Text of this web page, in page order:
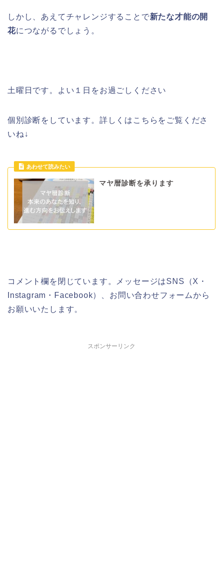
しかし、あえてチャレンジすることで新たな才能の開
花につながるでしょう。
土曜日です。よい１日をお過ごしください
個別診断をしています。詳しくはこちらをご覧くださ
いね↓
マヤ暦診断を承ります
コメント欄を閉じています。メッセージはSNS（X・
Instagram・Facebook）、お問い合わせフォームから
お願いいたします。
スポンサーリンク